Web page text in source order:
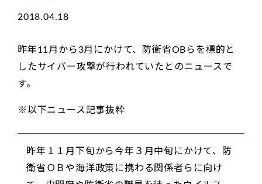
2018.04.18
昨年11月から3月にかけて、防衛省OBらを標的と
したサイバー攻撃が行われていたとのニュースで
す。
※以下ニュース記事抜粋
昨年１１月下旬から今年３月中旬にかけて、防
衛省ＯＢや海洋政策に携わる関係者らに向け